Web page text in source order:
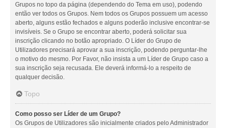
Grupos no topo da página (dependendo do Tema em uso), podendo
então ver todos os Grupos. Nem todos os Grupos possuem um acesso
aberto, alguns estão fechados e alguns poderão inclusive encontrar-se
invisíveis. Se o Grupo se encontrar aberto, poderá solicitar sua
inscrição clicando no botão apropriado. O Líder do Grupo de
Utilizadores precisará aprovar a sua inscrição, podendo perguntar-lhe
o motivo do mesmo. Por Favor, não insista a um Líder de Grupo caso a
sua inscrição seja recusada. Ele deverá informá-lo a respeito de
qualquer decisão.
Topo
Como posso ser Líder de um Grupo?
Os Grupos de Utilizadores são inicialmente criados pelo Administrador